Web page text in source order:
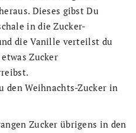
Dieses gibst Du
in die Zucker-
die Vanille verteilst du
Zucker
den Weihnachts-Zucker in
Zucker übrigens in den